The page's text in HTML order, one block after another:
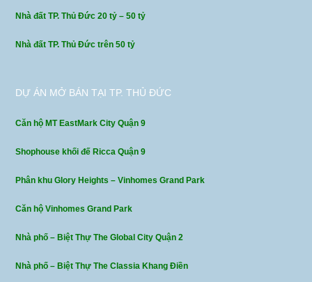
Nhà đất TP. Thủ Đức 20 tỷ – 50 tỷ
Nhà đất TP. Thủ Đức trên 50 tỷ
DỰ ÁN MỞ BÁN TẠI TP. THỦ ĐỨC
Căn hộ MT EastMark City Quận 9
Shophouse khối đế Ricca Quận 9
Phân khu Glory Heights – Vinhomes Grand Park
Căn hộ Vinhomes Grand Park
Nhà phố – Biệt Thự The Global City Quận 2
Nhà phố – Biệt Thự The Classia Khang Điền